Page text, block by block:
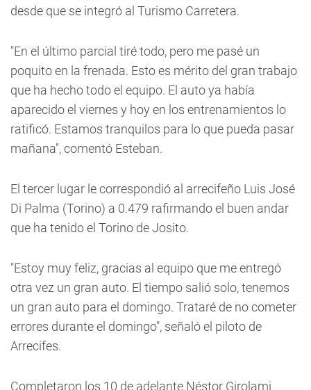
desde que se integró al Turismo Carretera.
"En el último parcial tiré todo, pero me pasé un
poquito en la frenada. Esto es mérito del gran trabajo
que ha hecho todo el equipo. El auto ya había
aparecido el viernes y hoy en los entrenamientos lo
ratificó. Estamos tranquilos para lo que pueda pasar
mañana", comentó Esteban.
El tercer lugar le correspondió al arrecifeño Luis José
Di Palma (Torino) a 0.479 rafirmando el buen andar
que ha tenido el Torino de Josito.
"Estoy muy feliz, gracias al equipo que me entregó
otra vez un gran auto. El tiempo salió solo, tenemos
un gran auto para el domingo. Trataré de no cometer
errores durante el domingo", señaló el piloto de
Arrecifes.
Completaron los 10 de adelante Néstor Girolami